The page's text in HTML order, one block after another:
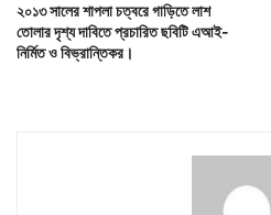
২০১৩ সালের শাপলা চত্বরে গাড়িতে লাশ
তোলার দৃশ্য দাবিতে প্রচারিত ছবিটি এআই-
নির্মিত ও বিভ্রান্তিকর।